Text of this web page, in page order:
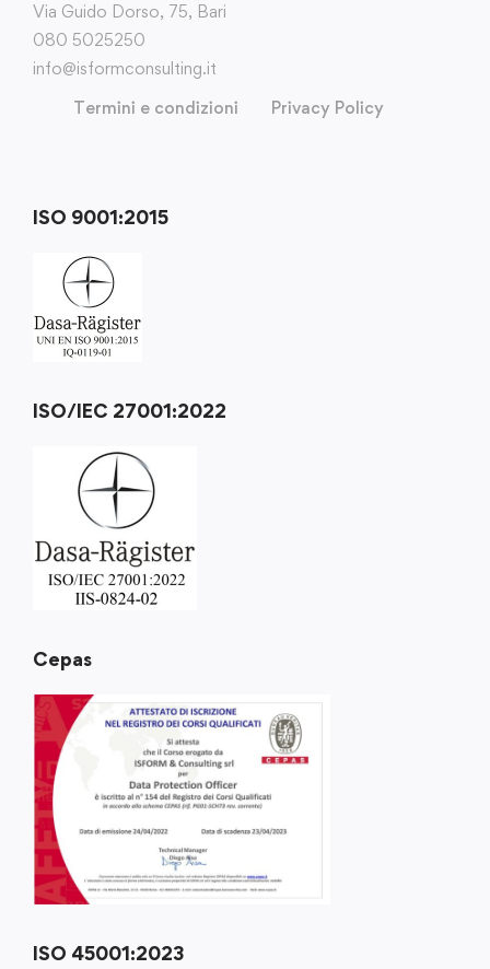
Via Guido Dorso, 75, Bari
080 5025250
info@isformconsulting.it
Termini e condizioni
Privacy Policy
ISO 9001:2015
ISO/IEC 27001:2022
Cepas
ISO 45001:2023